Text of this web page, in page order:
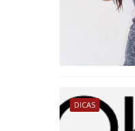
DICAS